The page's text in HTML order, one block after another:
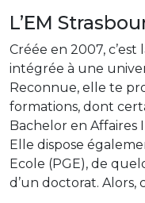
L’EM
Créée en 2007,
intégrée à une
Reconnue, elle te
formations, dont
Bachelor en Affaires
Elle dispose
Ecole (PGE), de
d’un doctorat. Alors,